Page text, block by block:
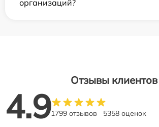
организаций?
Отзывы клиентов
4.91799 отзывов 5358 оценок